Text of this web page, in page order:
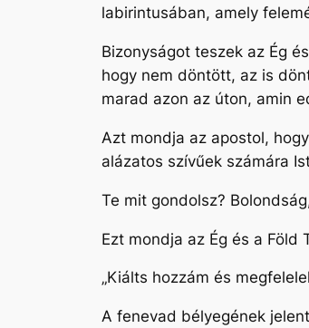
labirintusában, amely
Bizonyságot teszek az Ég
hogy nem döntött, az is
marad azon az úton, amin
Azt mondja az apostol,
alázatos szívűek számára
Te mit gondolsz?
Ezt mondja az Ég és a Föld
„Kiálts hozzám és
A fenevad bélyegének